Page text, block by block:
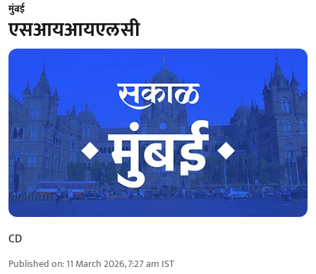
मुंबई
एसआयआयएलसी
CD
Published on:11 March 2026, 7:27 am IST